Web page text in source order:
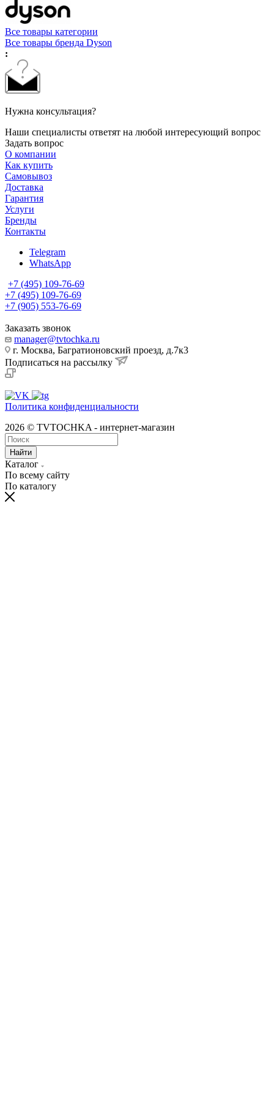
Все товары категории
Все товары бренда Dyson
:
Нужна консультация?
Наши специалисты ответят на любой интересующий вопрос
Задать вопрос
О компании
Как купить
Самовывоз
Доставка
Гарантия
Услуги
Бренды
Контакты
Telegram
WhatsApp
+7 (495) 109-76-69
+7 (495) 109-76-69
+7 (905) 553-76-69
Заказать звонок
manager@tvtochka.ru
г. Москва, Багратионовский проезд, д.7к3
Подписаться на рассылку
Политика конфиденциальности
2026 © TVTOCHKA - интернет-магазин
Найти
Каталог
По всему сайту
По каталогу